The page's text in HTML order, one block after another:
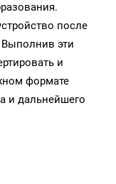
после
эти
и
формате
и дальнейшего